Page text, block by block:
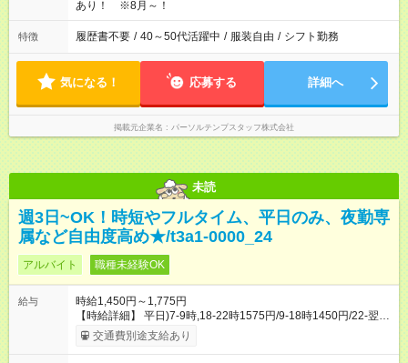
あり！ ※8月～！
特徴 履歴書不要 / 40～50代活躍中 / 服装自由 / シフト勤務
気になる！ 応募する 詳細へ
掲載元企業名 パーソルテンプスタッフ株式会社
未読
週3日~OK！時短やフルタイム、平日のみ、夜勤専
属など自由度高め★/t3a1-0000_24
アルバイト 職種未経験OK
給与
時給1,450円～1,775円
【時給詳細】 平日)7-9時,18-22時1575円/9-18時1450円/22-翌7
時1650円 土日祝)7-9時,18-22時1700円/9-18時1575円/22-翌7時
1775円 ・年末年始手当：12/30～1/4の間に1日3.75h以上勤務で
交通費別途支給あり